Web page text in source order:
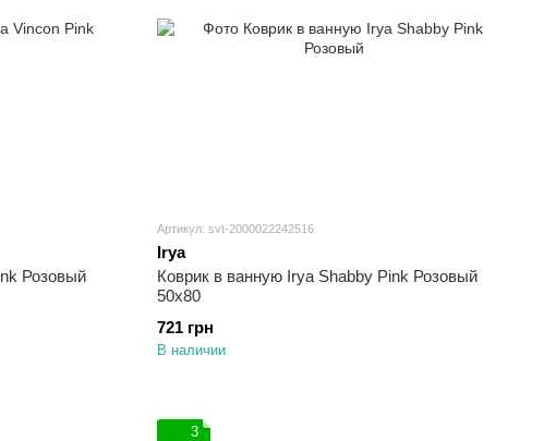
Розовый
Артикул: svt-2000022242516
Irya
Коврик в ванную Irya Shabby Pink Розовый
50х80
721 грн
В наличии
3